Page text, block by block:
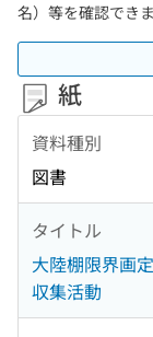
名）等を確認できま
紙
資料種別
図書
タイトル
大陸棚限界画
収集活動